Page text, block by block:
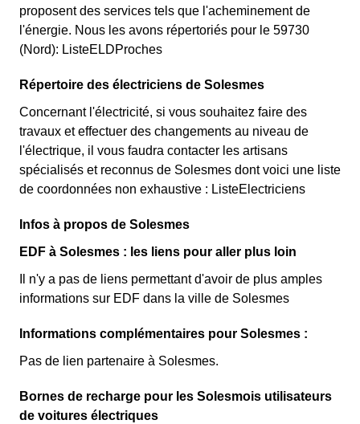
proposent des services tels que l'acheminement de
l'énergie. Nous les avons répertoriés pour le 59730
(Nord): ListeELDProches
Répertoire des électriciens de Solesmes
Concernant l'électricité, si vous souhaitez faire des
travaux et effectuer des changements au niveau de
l'électrique, il vous faudra contacter les artisans
spécialisés et reconnus de Solesmes dont voici une liste
de coordonnées non exhaustive : ListeElectriciens
Infos à propos de Solesmes
EDF à Solesmes : les liens pour aller plus loin
Il n'y a pas de liens permettant d'avoir de plus amples
informations sur EDF dans la ville de Solesmes
Informations complémentaires pour Solesmes :
Pas de lien partenaire à Solesmes.
Bornes de recharge pour les Solesmois utilisateurs
de voitures électriques